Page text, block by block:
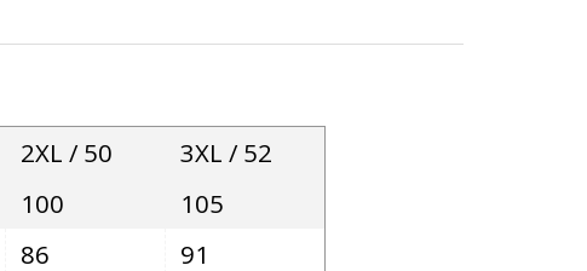
2XL / 50
3XL / 52
100
105
86
91